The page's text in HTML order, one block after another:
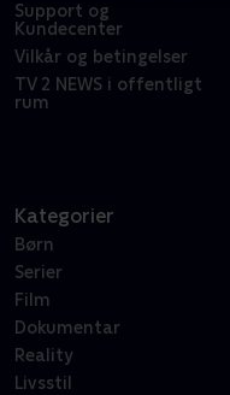
Support og
Kundecenter
Vilkår og betingelser
TV 2 NEWS i offentligt
rum
Kategorier
Børn
Serier
Film
Dokumentar
Reality
Livsstil